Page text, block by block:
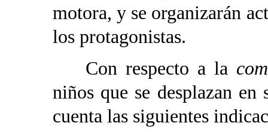
motora, y se organizarán
los protagonistas.
Con respecto a la
niños que se desplazan
cuenta las siguientes